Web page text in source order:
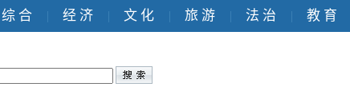
综 合 | 经 济 | 文 化 | 旅 游 | 法 治 | 教 育